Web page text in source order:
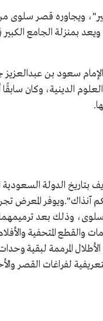
ويجاوره قصر سلوى
بمنزلة الجامع
سعود بن
الدينية، وكان
الدولة السعودية
آنذاك".ويوفر المعرض
وذلك بعد
والقطع المتحفية
بين الأطلال المرممة
لفراغات القصر